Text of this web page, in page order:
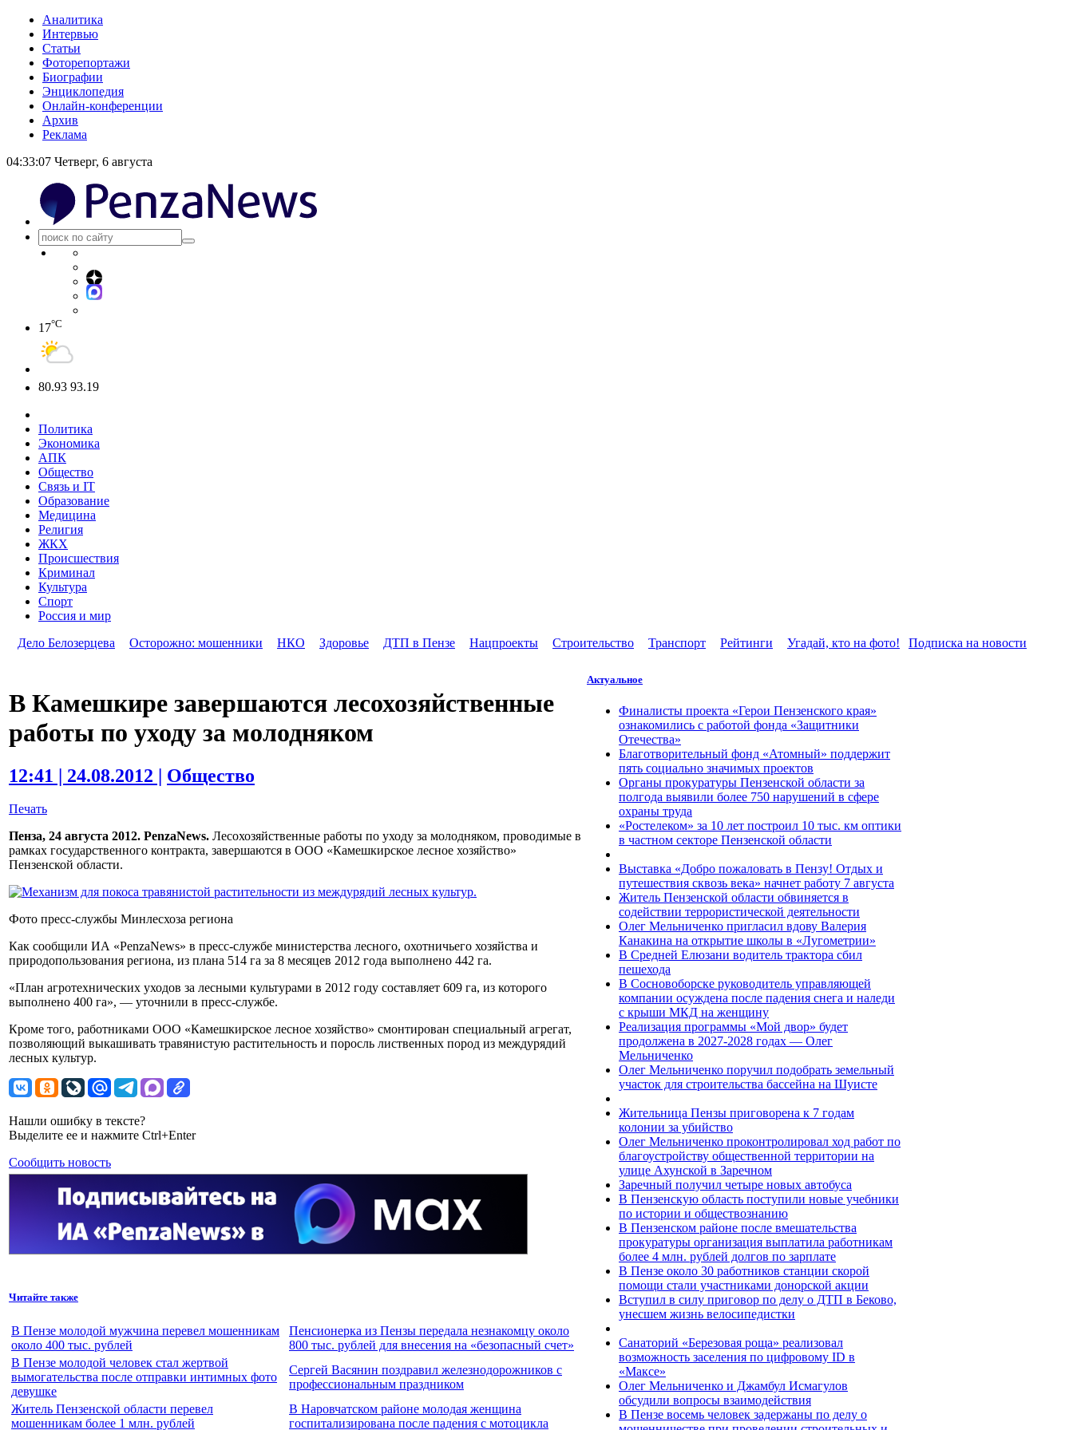
Аналитика
Интервью
Статьи
Фоторепортажи
Биографии
Энциклопедия
Онлайн-конференции
Архив
Реклама
04:33:07 Четверг, 6 августа
17°C
80.93 93.19
Политика
Экономика
АПК
Общество
Связь и IT
Образование
Медицина
Религия
ЖКХ
Происшествия
Криминал
Культура
Спорт
Россия и мир
Дело Белозерцева
Осторожно: мошенники НКО Здоровье ДТП в Пензе Нацпроекты Строительство Транспорт Рейтинги Угадай, кто на фото! Подписка на новости
В Камешкире завершаются лесохозяйственные
работы по уходу за молодняком
12:41 | 24.08.2012 | Общество
Печать
Пенза, 24 августа 2012. PenzaNews. Лесохозяйственные работы по уходу за молодняком, проводимые в
рамках государственного контракта, завершаются в ООО «Камешкирское лесное хозяйство»
Пензенской области.
Фото пресс-службы Минлесхоза региона
Как сообщили ИА «PenzaNews» в пресс-службе министерства лесного, охотничьего хозяйства и
природопользования региона, из плана 514 га за 8 месяцев 2012 года выполнено 442 га.
«План агротехнических уходов за лесными культурами в 2012 году составляет 609 га, из которого
выполнено 400 га», — уточнили в пресс-службе.
Кроме того, работниками ООО «Камешкирское лесное хозяйство» смонтирован специальный агрегат,
позволяющий выкашивать травянистую растительность и поросль лиственных пород из междурядий
лесных культур.
Нашли ошибку в тексте?
Выделите ее и нажмите Ctrl+Enter
Сообщить новость
Читайте также
В Пензе молодой мужчина перевел мошенникам
около 400 тыс. рублей
Пенсионерка из Пензы передала незнакомцу около
800 тыс. рублей для внесения на «безопасный счет»
В Пензе молодой человек стал жертвой
вымогательства после отправки интимных фото
девушке
Сергей Васянин поздравил железнодорожников с
профессиональным праздником
Житель Пензенской области перевел
мошенникам более 1 млн. рублей
В Наровчатском районе молодая женщина
госпитализирована после падения с мотоцикла
Актуальное
Финалисты проекта «Герои Пензенского края»
ознакомились с работой фонда «Защитники
Отечества»
Благотворительный фонд «Атомный» поддержит
пять социально значимых проектов
Органы прокуратуры Пензенской области за
полгода выявили более 750 нарушений в сфере
охраны труда
«Ростелеком» за 10 лет построил 10 тыс. км оптики
в частном секторе Пензенской области
Выставка «Добро пожаловать в Пензу! Отдых и
путешествия сквозь века» начнет работу 7 августа
Житель Пензенской области обвиняется в
содействии террористической деятельности
Олег Мельниченко пригласил вдову Валерия
Канакина на открытие школы в «Лугометрии»
В Средней Елюзани водитель трактора сбил
пешехода
В Сосновоборске руководитель управляющей
компании осуждена после падения снега и наледи
с крыши МКД на женщину
Реализация программы «Мой двор» будет
продолжена в 2027-2028 годах — Олег
Мельниченко
Олег Мельниченко поручил подобрать земельный
участок для строительства бассейна на Шуисте
Жительница Пензы приговорена к 7 годам
колонии за убийство
Олег Мельниченко проконтролировал ход работ по
благоустройству общественной территории на
улице Ахунской в Заречном
Заречный получил четыре новых автобуса
В Пензенскую область поступили новые учебники
по истории и обществознанию
В Пензенском районе после вмешательства
прокуратуры организация выплатила работникам
более 4 млн. рублей долгов по зарплате
В Пензе около 30 работников станции скорой
помощи стали участниками донорской акции
Вступил в силу приговор по делу о ДТП в Беково,
унесшем жизнь велосипедистки
Санаторий «Березовая роща» реализовал
возможность заселения по цифровому ID в
«Максе»
Олег Мельниченко и Джамбул Исмагулов
обсудили вопросы взаимодействия
В Пензе восемь человек задержаны по делу о